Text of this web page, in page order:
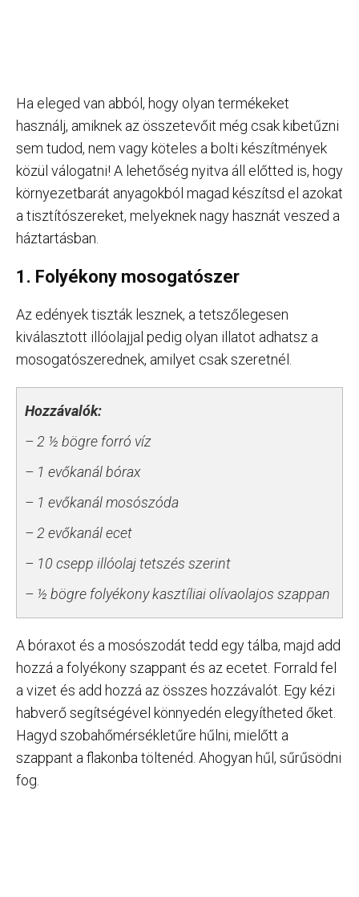
Ha eleged van abból, hogy olyan termékeket
használj, amiknek az összetevőit még csak kibetűzni
sem tudod, nem vagy köteles a bolti készítmények
közül válogatni! A lehetőség nyitva áll előtted is, hogy
környezetbarát anyagokból magad készítsd el azokat
a tisztítószereket, melyeknek nagy hasznát veszed a
háztartásban.
1. Folyékony mosogatószer
Az edények tiszták lesznek, a tetszőlegesen
kiválasztott illóolajjal pedig olyan illatot adhatsz a
mosogatószerednek, amilyet csak szeretnél.
Hozzávalók:
– 2 ½ bögre forró víz
– 1 evőkanál bórax
– 1 evőkanál mosószóda
– 2 evőkanál ecet
– 10 csepp illóolaj tetszés szerint
– ½ bögre folyékony kasztíliai olívaolajos szappan
A bóraxot és a mosószodát tedd egy tálba, majd add
hozzá a folyékony szappant és az ecetet. Forrald fel
a vizet és add hozzá az összes hozzávalót. Egy kézi
habverő segítségével könnyedén elegyítheted őket.
Hagyd szobahőmérsékletűre hűlni, mielőtt a
szappant a flakonba töltenéd. Ahogyan hűl, sűrűsödni
fog.